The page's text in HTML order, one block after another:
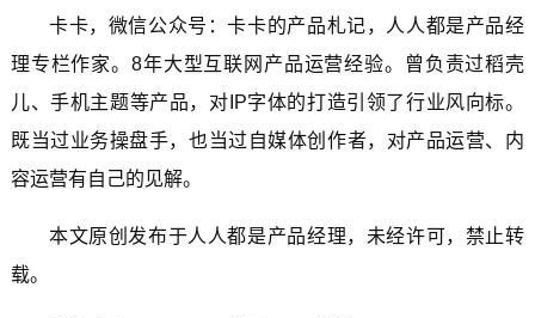
卡卡，微信公众号：卡卡的产品札记，人人都是产品经
理专栏作家。8年大型互联网产品运营经验。曾负责过稻壳
儿、手机主题等产品，对IP字体的打造引领了行业风向标。
既当过业务操盘手，也当过自媒体创作者，对产品运营、内
容运营有自己的见解。
本文原创发布于人人都是产品经理，未经许可，禁止转
载。